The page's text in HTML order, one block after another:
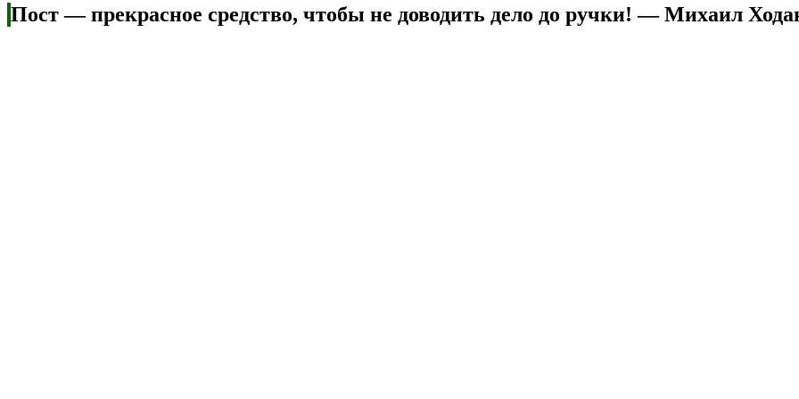
Пост — прекрасное средство, чтобы не доводить дело до ручки! — Михаил